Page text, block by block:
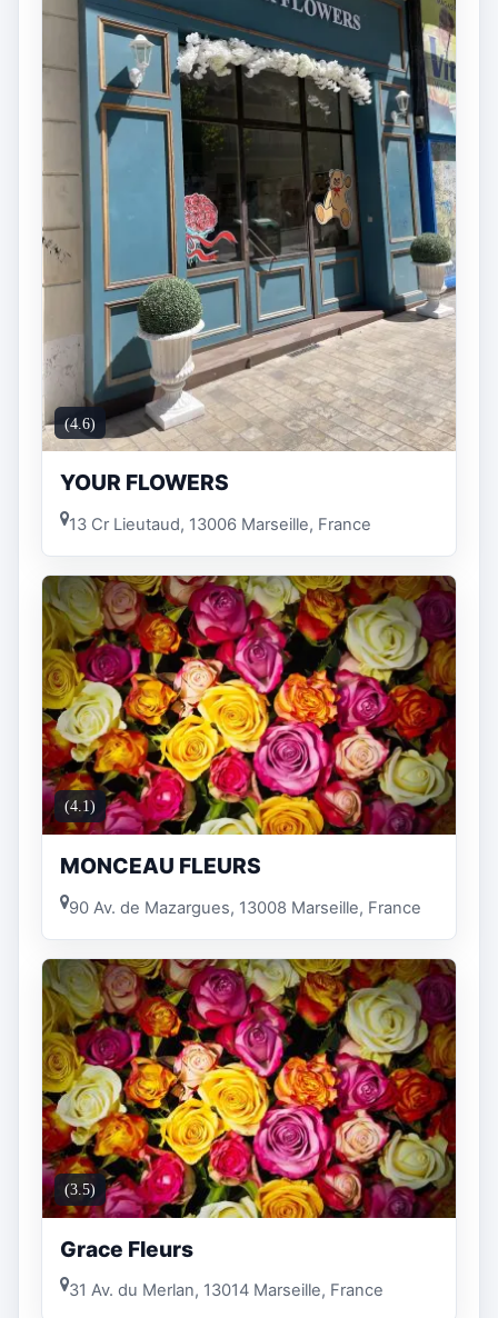
(4.6)
YOUR FLOWERS
13 Cr Lieutaud, 13006 Marseille, France
(4.1)
MONCEAU FLEURS
90 Av. de Mazargues, 13008 Marseille, France
(3.5)
Grace Fleurs
31 Av. du Merlan, 13014 Marseille, France